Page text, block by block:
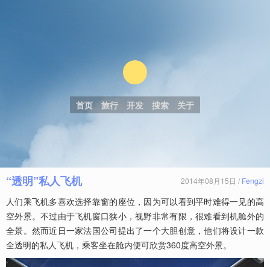
首页 旅行 开发 搜索 关于
“透明”私人飞机 2014年08月15日 / Fengzi
人们乘飞机多喜欢选择靠窗的座位，因为可以看到平时难得一见的高
空外景。不过由于飞机窗口狭小，视野非常有限，很难看到机舱外的
全景。然而近日一家法国公司提出了一个大胆创意，他们将设计一款
全透明的私人飞机，乘客坐在舱内便可欣赏360度高空外景。